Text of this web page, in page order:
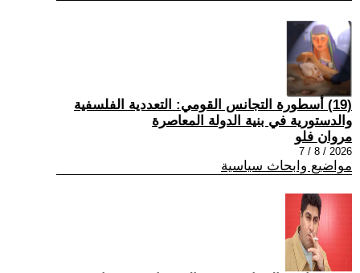
(19) أسطورة التجانس القومي: التعددية الفلسفية
والدستورية في بنية الدولة المعاصرة
مروان فلو
2026 / 8 / 7
مواضيع وابحاث سياسية